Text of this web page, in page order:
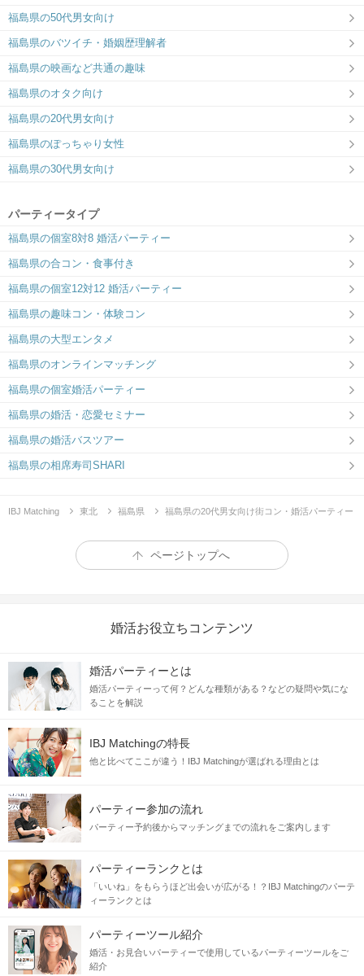
福島県の50代男女向け
福島県のバツイチ・婚姻歴理解者
福島県の映画など共通の趣味
福島県のオタク向け
福島県の20代男女向け
福島県のぽっちゃり女性
福島県の30代男女向け
パーティータイプ
福島県の個室8対8 婚活パーティー
福島県の合コン・食事付き
福島県の個室12対12 婚活パーティー
福島県の趣味コン・体験コン
福島県の大型エンタメ
福島県のオンラインマッチング
福島県の個室婚活パーティー
福島県の婚活・恋愛セミナー
福島県の婚活バスツアー
福島県の相席寿司SHARI
IBJ Matching 東北 福島県 福島県の20代男女向け街コン・婚活パーティー
ページトップへ
婚活お役立ちコンテンツ
婚活パーティーとは
婚活パーティーって何？どんな種類がある？などの疑問や気にな
ることを解説
IBJ Matchingの特長
他と比べてここが違う！IBJ Matchingが選ばれる理由とは
パーティー参加の流れ
パーティー予約後からマッチングまでの流れをご案内します
パーティーランクとは
「いいね」をもらうほど出会いが広がる！？IBJ Matchingのパーテ
ィーランクとは
パーティーツール紹介
婚活・お見合いパーティーで使用しているパーティーツールをご
紹介